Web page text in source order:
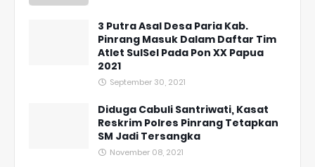
3 Putra Asal Desa Paria Kab.
Pinrang Masuk Dalam Daftar Tim
Atlet SulSel Pada Pon XX Papua
2021
September 30, 2021
Diduga Cabuli Santriwati, Kasat
Reskrim Polres Pinrang Tetapkan
SM Jadi Tersangka
November 08, 2021